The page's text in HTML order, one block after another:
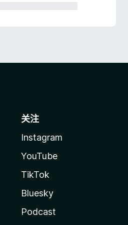
关注
Instagram
YouTube
TikTok
Bluesky
Podcast